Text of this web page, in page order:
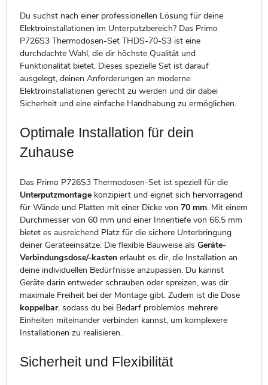
Du suchst nach einer professionellen Lösung für deine
Elektroinstallationen im Unterputzbereich? Das Primo
P726S3 Thermodosen-Set THDS-70-S3 ist eine
durchdachte Wahl, die dir höchste Qualität und
Funktionalität bietet. Dieses spezielle Set ist darauf
ausgelegt, deinen Anforderungen an moderne
Elektroinstallationen gerecht zu werden und dir dabei
Sicherheit und eine einfache Handhabung zu ermöglichen.
Optimale Installation für dein
Zuhause
Das Primo P726S3 Thermodosen-Set ist speziell für die
Unterputzmontagekonzipiert und eignet sich hervorragend
für Wände und Platten mit einer Dicke von 70 mm. Mit einem
Durchmesser von 60 mm und einer Innentiefe von 66,5 mm
bietet es ausreichend Platz für die sichere Unterbringung
deiner Geräteeinsätze. Die flexible Bauweise als Geräte-
Verbindungsdose/-kastenerlaubt es dir, die Installation an
deine individuellen Bedürfnisse anzupassen. Du kannst
Geräte darin entweder schrauben oder spreizen, was dir
maximale Freiheit bei der Montage gibt. Zudem ist die Dose
koppelbar, sodass du bei Bedarf problemlos mehrere
Einheiten miteinander verbinden kannst, um komplexere
Installationen zu realisieren.
Sicherheit und Flexibilität